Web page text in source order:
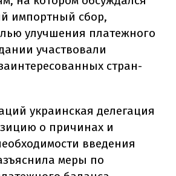
импортный сбор,
улучшения платежного
участвовали
стран-
украинская делегация
о причинах и
введения
меры по